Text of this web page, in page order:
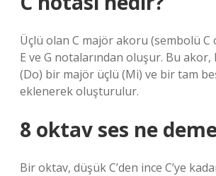
Üçlü olan C majör akoru (sembolü C
E ve G notalarından oluşur. Bu
(Do) bir majör üçlü (Mi) ve bir tam
eklenerek oluşturulur.
8 oktav ses ne
Bir oktav, düşük C’den ince C’ye